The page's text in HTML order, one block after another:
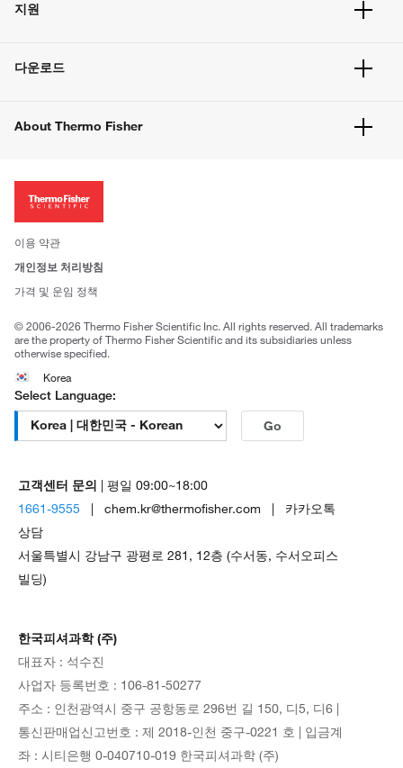
주문 방법
벌크 주문
지원
고객 센터
웹사이트 개선사항
다운로드
About Thermo Fisher
투자자
사회적 책임
브랜드
이용 약관
개인정보 처리방침
가격 및 운임 정책
© 2006-2026 Thermo Fisher Scientific Inc. All rights reserved. All trademarks
are the property of Thermo Fisher Scientific and its subsidiaries unless
otherwise specified.
Korea
Select Language:
Go
고객센터 문의 | 평일 09:00~18:00
1661-9555 | chem.kr@thermofisher.com | 카카오톡
상담
서울특별시 강남구 광평로 281, 12층 (수서동, 수서오피스
빌딩)
한국피셔과학 (주)
대표자 : 석수진
사업자 등록번호 : 106-81-50277
주소 : 인천광역시 중구 공항동로 296번 길 150, 디5, 디6 |
통신판매업신고번호 : 제 2018-인천 중구-0221 호 | 입금계
좌 : 시티은행 0-040710-019 한국피셔과학 (주)